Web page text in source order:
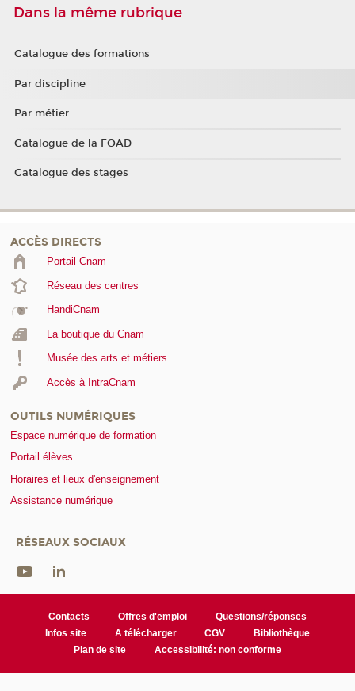
Dans la même rubrique
Catalogue des formations
Par discipline
Par métier
Catalogue de la FOAD
Catalogue des stages
ACCÈS DIRECTS
Portail Cnam
Réseau des centres
HandiCnam
La boutique du Cnam
Musée des arts et métiers
Accès à IntraCnam
OUTILS NUMÉRIQUES
Espace numérique de formation
Portail élèves
Horaires et lieux d'enseignement
Assistance numérique
RÉSEAUX SOCIAUX
Contacts Offres d'emploi
Questions/réponses
Infos site
A télécharger CGV
Bibliothèque
Plan de site
Accessibilité: non conforme